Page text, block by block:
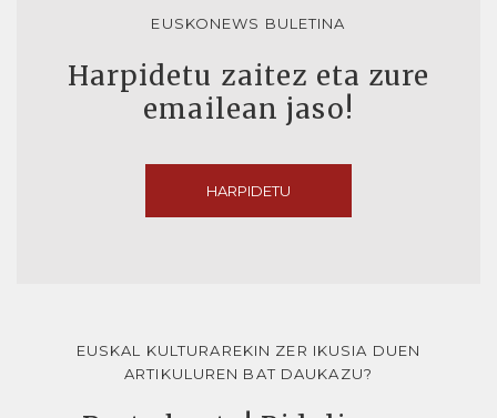
EUSKONEWS BULETINA
Harpidetu zaitez eta zure
emailean jaso!
HARPIDETU
EUSKAL KULTURAREKIN ZER IKUSIA DUEN
ARTIKULUREN BAT DAUKAZU?